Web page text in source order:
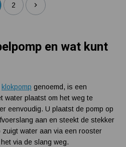
2
en wat kunt
klokpomp genoemd, is een
water plaatst om het weg te
eenvoudig. U plaatst de pomp op
aan en steekt de stekker
water aan via een rooster
via de slang weg.